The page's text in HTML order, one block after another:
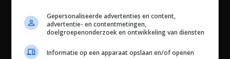
Gepersonaliseerde advertenties en content,
advertentie- en contentmetingen,
doelgroepenonderzoek en ontwikkeling van diensten
Informatie op een apparaat opslaan en/of openen